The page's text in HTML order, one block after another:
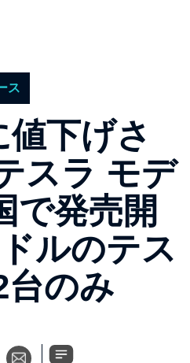
ス
下げさ
スラ モデ
で発売開
ルのテス
台のみ